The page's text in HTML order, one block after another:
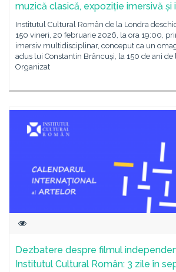
muzică clasică, expoziție imersivă și
Institutul Cultural Român de la Londra
150 vineri, 20 februarie 2026, la ora 19:00,
imersiv multidisciplinar, conceput ca un
adus lui Constantin Brâncuși, la 150 de ani de
Organizat
Dezbatere despre filmul
Institutul Cultural Român: 3 zile în